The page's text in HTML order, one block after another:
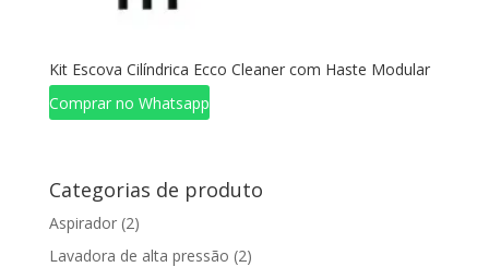
Kit Escova Cilíndrica Ecco Cleaner com Haste Modular
Comprar no Whatsapp
Categorias de produto
Aspirador (2)
Lavadora de alta pressão (2)